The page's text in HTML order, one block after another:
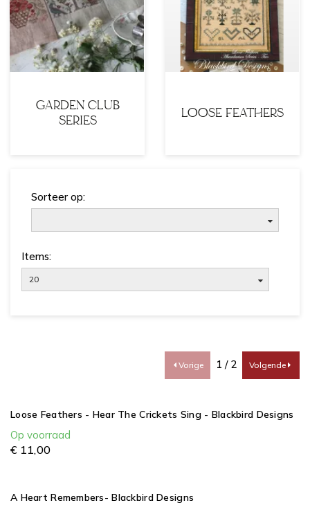
GARDEN CLUB
SERIES
LOOSE FEATHERS
Sorteer op:
Items:
20
Vorige 1 / 2 Volgende
Loose Feathers - Hear The Crickets Sing - Blackbird Designs
Op voorraad
€ 11,00
A Heart Remembers- Blackbird Designs